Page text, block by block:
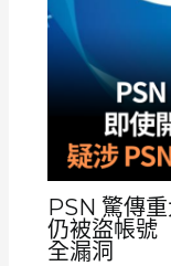
PSN 驚傳
仍被盜帳
全漏洞